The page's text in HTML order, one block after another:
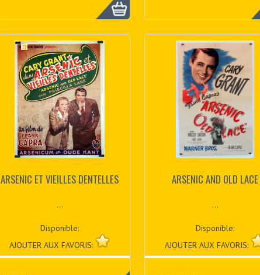
ARSENIC ET VIEILLES DENTELLES
...
Disponible:
AJOUTER AUX FAVORIS:
ARSENIC AND OLD LACE
...
Disponible:
AJOUTER AUX FAVORIS: